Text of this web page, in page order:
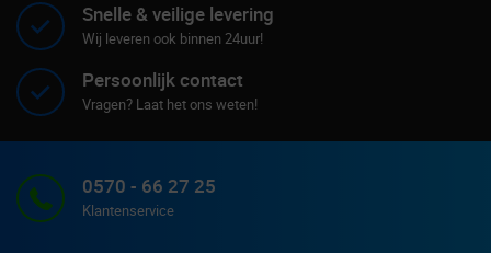
Snelle & veilige levering
Wij leveren ook binnen 24uur!
Persoonlijk contact
Vragen? Laat het ons weten!
0570 - 66 27 25
Klantenservice